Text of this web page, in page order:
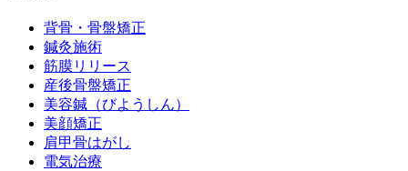
背骨・骨盤矯正
鍼灸施術
筋膜リリース
産後骨盤矯正
美容鍼（びようしん）
美顔矯正
肩甲骨はがし
電気治療